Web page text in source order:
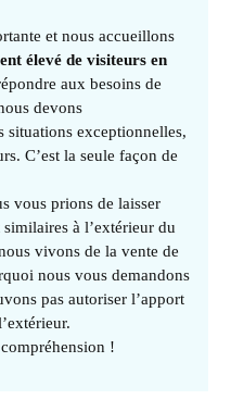
et nous accueillons
élevé de visiteurs en
aux besoins de
devons
situations exceptionnelles,
C’est la seule façon de
vous prions de laisser
à l’extérieur du
vivons de la vente de
nous vous demandons
pas autoriser l’apport
!